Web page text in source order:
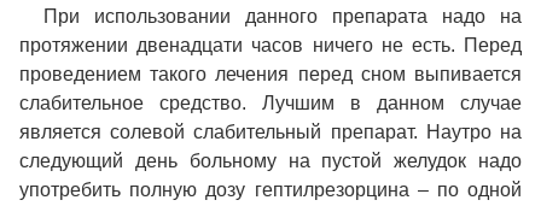
При использовании данного препарата надо на
протяжении двенадцати часов ничего не есть. Перед
проведением такого лечения перед сном выпивается
слабительное средство. Лучшим в данном случае
является солевой слабительный препарат. Наутро на
следующий день больному на пустой желудок надо
употребить полную дозу гептилрезорцина – по одной